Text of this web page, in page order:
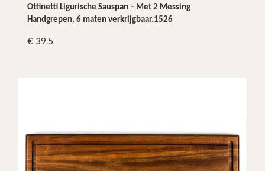
Ottinetti Ligurische Sauspan – Met 2 Messing
Handgrepen, 6 maten verkrijgbaar.1526
39.5